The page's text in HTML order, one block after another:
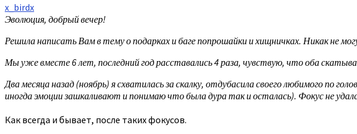
x_birdx
Эволюция, добрый вечер!
Решила написать Вам в тему о подарках и баге попрошайки и хищничках. Никак не
Мы уже вместе 6 лет, последний год расставались 4 раза, чувствую, что оба
Два месяца назад (ноябрь) я схватилась за скалку, отдубасила своего любимого
иногда эмоции зашкаливают и понимаю что была дура так и осталась). Фокус не
Как всегда и бывает, после таких фокусов.